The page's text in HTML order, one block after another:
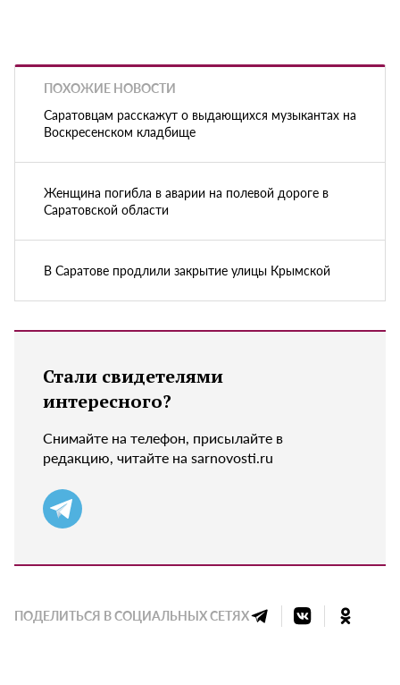
ПОХОЖИЕ НОВОСТИ
Саратовцам расскажут о выдающихся музыкантах на
Воскресенском кладбище
Женщина погибла в аварии на полевой дороге в
Саратовской области
В Саратове продлили закрытие улицы Крымской
Стали свидетелями
интересного?
Снимайте на телефон, присылайте в
редакцию, читайте на sarnovosti.ru
ПОДЕЛИТЬСЯ В СОЦИАЛЬНЫХ СЕТЯХ